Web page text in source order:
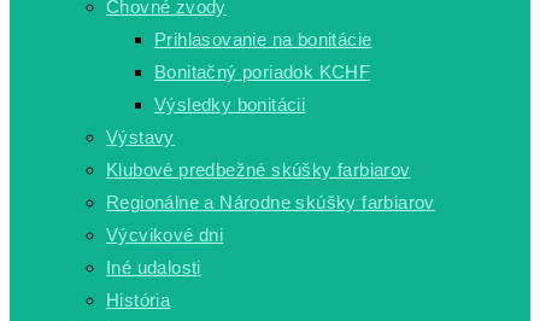
Chovné zvody
Prihlasovanie na bonitácie
Bonitačný poriadok KCHF
Výsledky bonitácii
Výstavy
Klubové predbežné skúšky farbiarov
Regionálne a Národne skúšky farbiarov
Výcvikové dni
Iné udalosti
História